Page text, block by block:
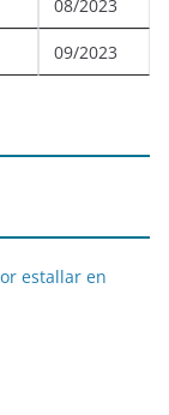
08/2023
09/2023
estallar en